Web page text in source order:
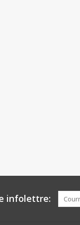
infolettre: